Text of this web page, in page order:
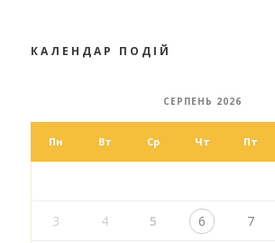
КАЛЕНДАР ПОДІЙ
СЕРПЕНЬ 2026
Пн Вт Ср Чт Пт
3 4 5 6 7